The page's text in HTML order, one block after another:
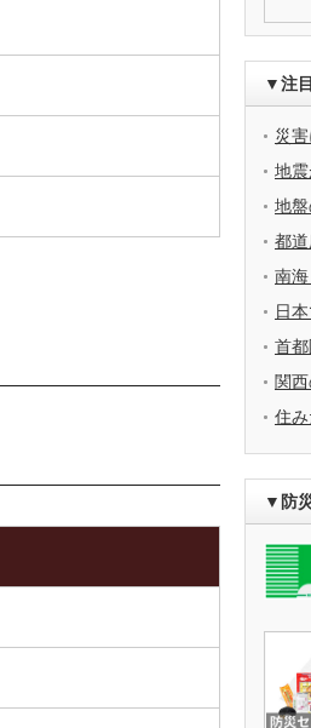
▼注
災
地
地
都
南
日
首
関
住
▼防